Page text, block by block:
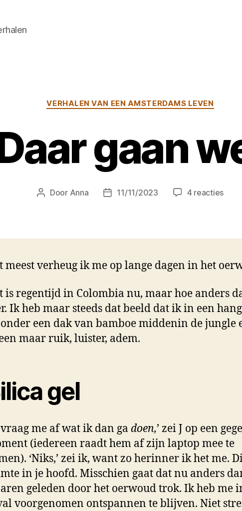
Categorieën
VERHALEN VAN EEN AMSTERDAMS LEVEN
gaan
Berichtauteur
Door Anna Berichtdatum
11/11/2023 4 reactiesop
meest verheug ik me op lange dagen in het
is regentijd in Colombia nu, maar hoe anders
Ik heb maar steeds dat beeld dat ik in een
een dak van bamboe middenin de jungle
maar ruik, luister, adem.
gel
vraag me af wat ik dan ga doen,’ zei J op een
(iedereen raadt hem af zijn laptop mee te
‘Niks,’ zei ik, want zo herinner ik het me.
in je hoofd. Misschien gaat dat nu anders
geleden door het oerwoud trok. Ik heb me
voorgenomen ontspannen te blijven. Niet